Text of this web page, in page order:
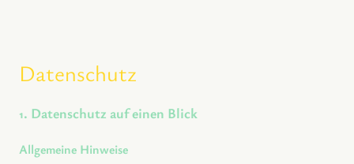
Datenschutz
1. Datenschutz auf einen Blick
Allgemeine Hinweise